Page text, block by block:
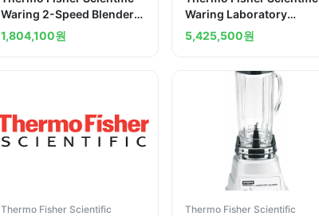
Waring 2-Speed Blender
1L Stainless Steel
Container 120 VAC --
1,804,100원
Waring Laboratory
Blenders Two Speeds
Explosion-Resistant
5,425,500원
Thermo Fisher Scientific Thermo Fisher Scientific